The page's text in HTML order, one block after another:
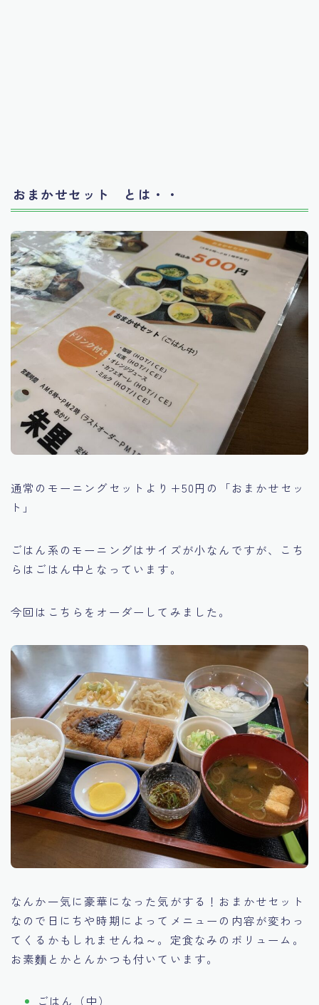
おまかせセット とは・・
通常のモーニングセットより+50円の「おまかせセッ
ト」
ごはん系のモーニングはサイズが小なんですが、こち
らはごはん中となっています。
今回はこちらをオーダーしてみました。
なんか一気に豪華になった気がする！おまかせセット
なので日にちや時期によってメニューの内容が変わっ
てくるかもしれませんね～。定食なみのボリューム。
お素麵とかとんかつも付いています。
ごはん（中）